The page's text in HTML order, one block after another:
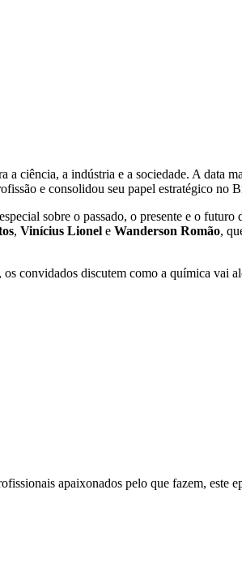
a ciência, a indústria e a sociedade. A data
e consolidou seu papel estratégico no
sobre o passado, o presente e o futuro
, Vinícius Lionel e Wanderson Romão,
convidados discutem como a química vai
apaixonados pelo que fazem, este